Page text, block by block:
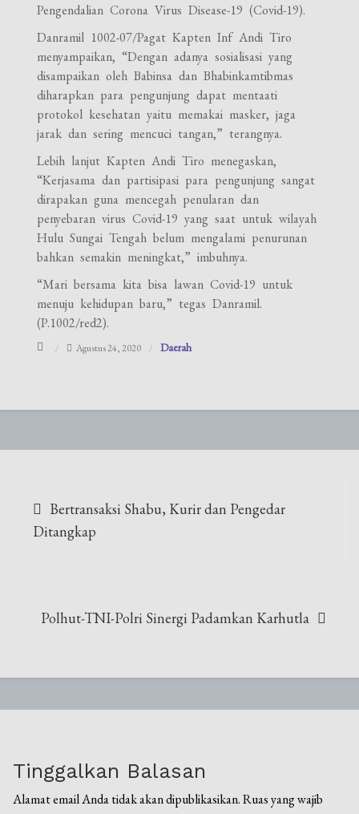
Pengendalian Corona Virus Disease-19 (Covid-19).
Danramil 1002-07/Pagat Kapten Inf Andi Tiro
menyampaikan, “Dengan adanya sosialisasi yang
disampaikan oleh Babinsa dan Bhabinkamtibmas
diharapkan para pengunjung dapat mentaati
protokol kesehatan yaitu memakai masker, jaga
jarak dan sering mencuci tangan,” terangnya.
Lebih lanjut Kapten Andi Tiro menegaskan,
“Kerjasama dan partisipasi para pengunjung sangat
dirapakan guna mencegah penularan dan
penyebaran virus Covid-19 yang saat untuk wilayah
Hulu Sungai Tengah belum mengalami penurunan
bahkan semakin meningkat,” imbuhnya.
“Mari bersama kita bisa lawan Covid-19 untuk
menuju kehidupan baru,” tegas Danramil.
(P.1002/red2).
Agustus 24, 2020 Daerah
pos
Bertransaksi Shabu, Kurir dan Pengedar
Ditangkap
Polhut-TNI-Polri Sinergi Padamkan Karhutla
Tinggalkan Balasan
Alamat email Anda tidak akan dipublikasikan. Ruas yang wajib